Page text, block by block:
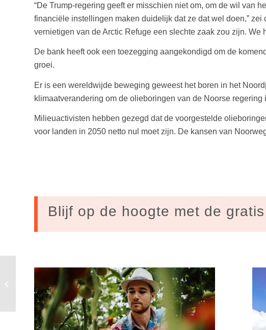
“De Trump-regering geeft er misschien niet om, om de wil van
financiële instellingen maken duidelijk dat ze dat wel doen,”
vernietigen van de Arctic Refuge een slechte zaak zou zijn.
De bank heeft ook een toezegging aangekondigd om de
groei.
Er is een wereldwijde beweging geweest het boren in het
klimaatverandering om de olieboringen van de Noorse
Milieuactivisten hebben gezegd dat de voorgestelde
voor landen in 2050 netto nul moet zijn. De kansen van
Blijf op de hoogte met de
Veel slimme meters werken niet goed